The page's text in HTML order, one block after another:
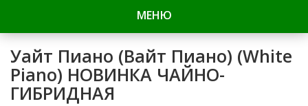
МЕНЮ
Уайт Пиано (Вайт Пиано) (White
Piano) НОВИНКА ЧАЙНО-
ГИБРИДНАЯ